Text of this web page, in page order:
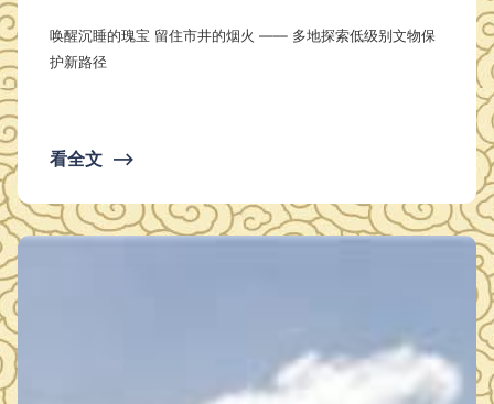
唤醒沉睡的瑰宝 留住市井的烟火 —— 多地探索低级别文物保
护新路径
看全文 ⟶